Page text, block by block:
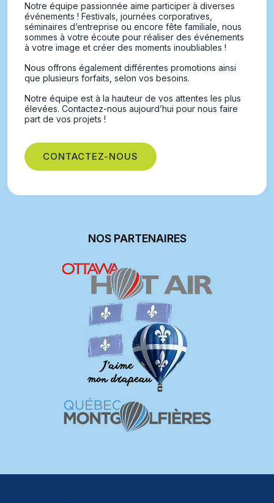
Notre équipe passionnée aime participer à diverses
événements ! Festivals, journées corporatives,
séminaires d’entreprise ou encore fête familiale, nous
sommes à votre écoute pour réaliser des événements
à votre image et créer des moments inoubliables !
Nous offrons également différentes promotions ainsi
que plusieurs forfaits, selon vos besoins.
Notre équipe est à la hauteur de vos attentes les plus
élevées. Contactez-nous aujourd’hui pour nous faire
part de vos projets !
CONTACTEZ-NOUS
NOS PARTENAIRES